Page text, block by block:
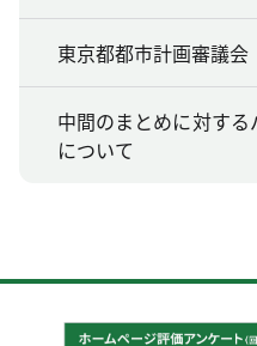
東京都都市計画審議会
中間のまとめに対す
について